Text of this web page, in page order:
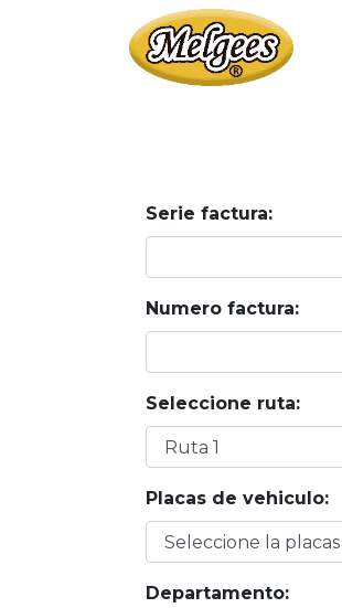
Serie factura:
Numero factura:
Seleccione ruta:
Placas de vehiculo:
Departamento: